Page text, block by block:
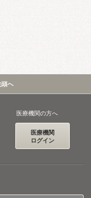
頭へ
医療機関の方へ
医療機関
ログイン